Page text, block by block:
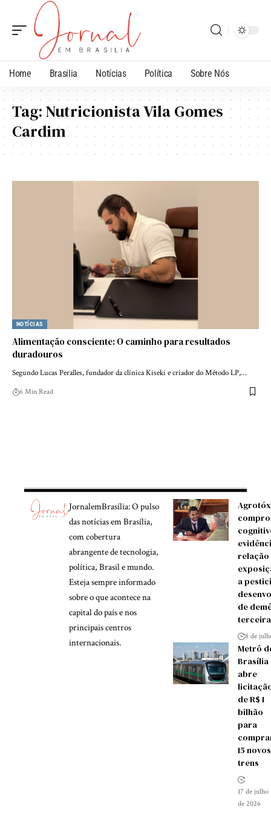
Home Brasilia Notícias Política Sobre Nós
Tag:Nutricionista Vila Gomes
Cardim
NOTÍCIAS
Alimentação consciente: O caminho para resultados
duradouros
Segundo Lucas Peralles, fundador da clínica Kiseki e criador do Método LP,…
6 Min Read
JornalemBrasília: O pulso
das notícias em Brasília,
com cobertura
abrangente de tecnologia,
política, Brasil e mundo.
Esteja sempre informado
sobre o que acontece na
capital do país e nos
principais centros
internacionais.
a
de
8 de
Metrô
Brasília
abre
de R$ 1
bilhão
para
15 novos
trens
17 de julho
de 2026